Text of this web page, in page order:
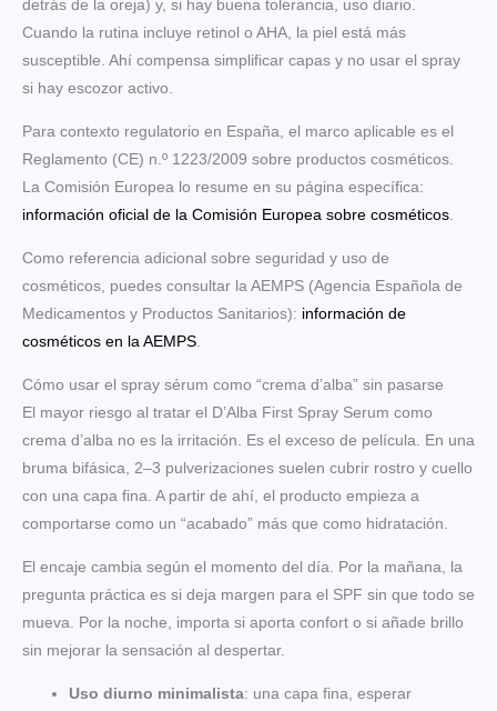
detrás de la oreja) y, si hay buena tolerancia, uso diario.
Cuando la rutina incluye retinol o AHA, la piel está más
susceptible. Ahí compensa simplificar capas y no usar el spray
si hay escozor activo.
Para contexto regulatorio en España, el marco aplicable es el
Reglamento (CE) n.º 1223/2009 sobre productos cosméticos.
La Comisión Europea lo resume en su página específica:
información oficial de la Comisión Europea sobre cosméticos
Como referencia adicional sobre seguridad y uso de
cosméticos, puedes consultar la AEMPS (Agencia Española de
Medicamentos y Productos Sanitarios): información de
cosméticos en la AEMPS
Cómo usar el spray sérum como “crema d’alba” sin pasarse
El mayor riesgo al tratar el D’Alba First Spray Serum como
crema d’alba no es la irritación. Es el exceso de película. En una
bruma bifásica, 2–3 pulverizaciones suelen cubrir rostro y cuello
con una capa fina. A partir de ahí, el producto empieza a
comportarse como un “acabado” más que como hidratación.
El encaje cambia según el momento del día. Por la mañana, la
pregunta práctica es si deja margen para el SPF sin que todo se
mueva. Por la noche, importa si aporta confort o si añade brillo
sin mejorar la sensación al despertar.
Uso diurno minimalista: una capa fina, esperar